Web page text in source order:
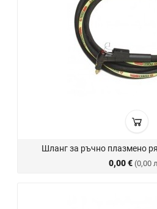
Шланг за ръчно плазмено
0,00 € (0,00